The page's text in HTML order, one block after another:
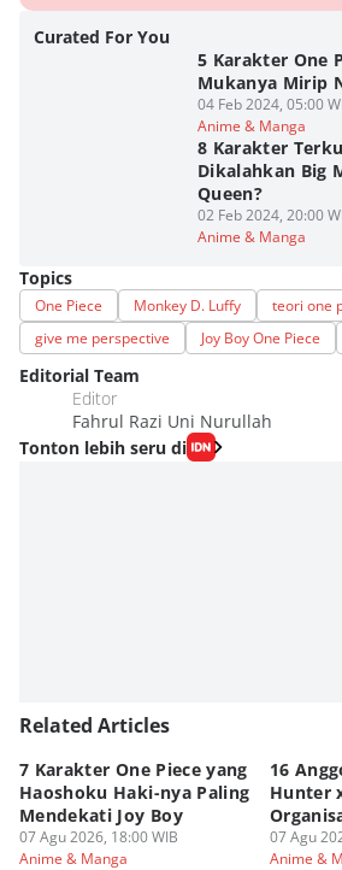
Curated For You
5 Karakter One
Mukanya Mirip
04 Feb 2024, 05:00
Anime & Manga
8 Karakter
Dikalahkan Big
Queen?
02 Feb 2024, 20:00
Anime & Manga
Topics
One Piece Monkey D. Luffy
teori one
give me perspective
Joy Boy One Piece
Editorial Team
Editor
Fahrul Razi Uni Nurullah
Tonton lebih seru di
Related Articles
7 Karakter One Piece yang
Haoshoku Haki-nya Paling
Mendekati Joy Boy
07 Agu 2026, 18:00 WIB
Anime & Manga
16
Hunter
07 Agu
Anime &